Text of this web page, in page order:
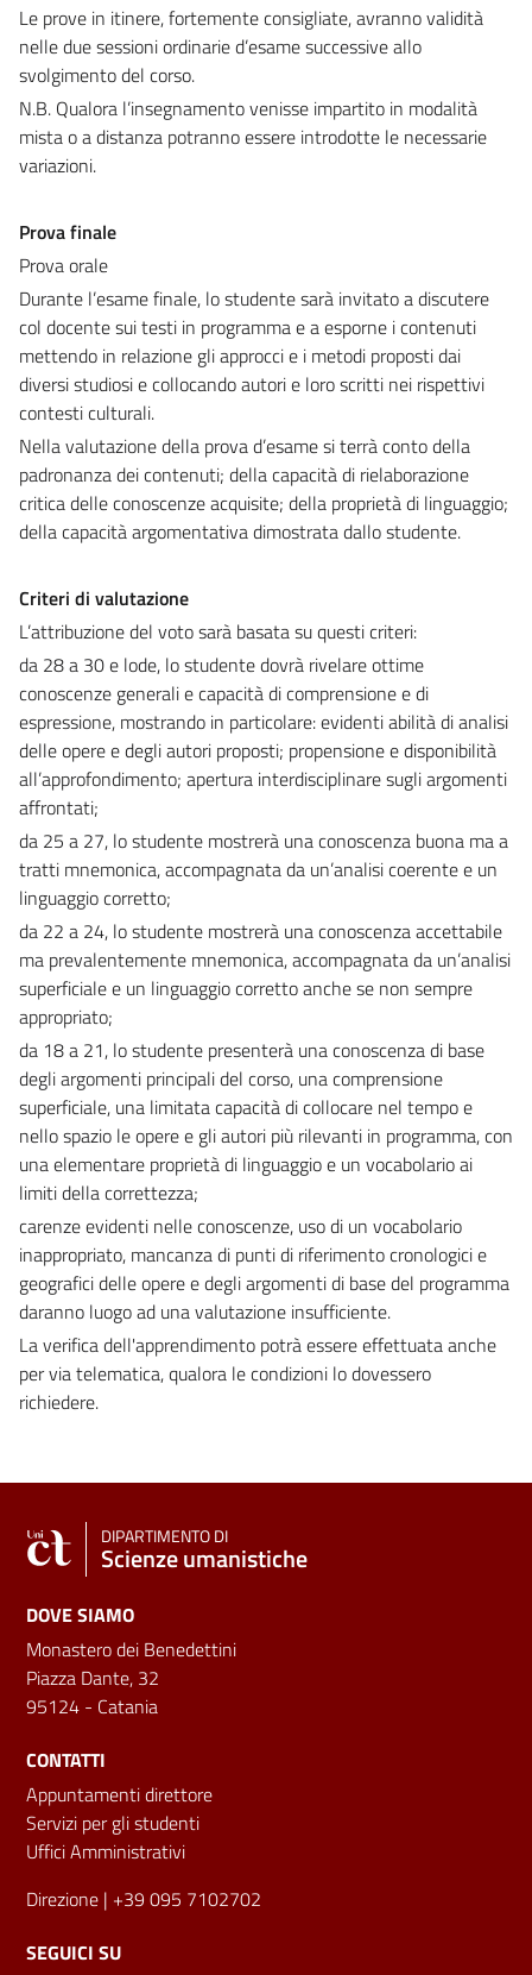
Le prove in itinere, fortemente consigliate, avranno validità
nelle due sessioni ordinarie d’esame successive allo
svolgimento del corso.
N.B. Qualora l’insegnamento venisse impartito in modalità
mista o a distanza potranno essere introdotte le necessarie
variazioni.
Prova finale
Prova orale
Durante l’esame finale, lo studente sarà invitato a discutere
col docente sui testi in programma e a esporne i contenuti
mettendo in relazione gli approcci e i metodi proposti dai
diversi studiosi e collocando autori e loro scritti nei rispettivi
contesti culturali.
Nella valutazione della prova d’esame si terrà conto della
padronanza dei contenuti; della capacità di rielaborazione
critica delle conoscenze acquisite; della proprietà di linguaggio;
della capacità argomentativa dimostrata dallo studente.
Criteri di valutazione
L’attribuzione del voto sarà basata su questi criteri:
da 28 a 30 e lode, lo studente dovrà rivelare ottime
conoscenze generali e capacità di comprensione e di
espressione, mostrando in particolare: evidenti abilità di analisi
delle opere e degli autori proposti; propensione e disponibilità
all’approfondimento; apertura interdisciplinare sugli argomenti
affrontati;
da 25 a 27, lo studente mostrerà una conoscenza buona ma a
tratti mnemonica, accompagnata da un’analisi coerente e un
linguaggio corretto;
da 22 a 24, lo studente mostrerà una conoscenza accettabile
ma prevalentemente mnemonica, accompagnata da un’analisi
superficiale e un linguaggio corretto anche se non sempre
appropriato;
da 18 a 21, lo studente presenterà una conoscenza di base
degli argomenti principali del corso, una comprensione
superficiale, una limitata capacità di collocare nel tempo e
nello spazio le opere e gli autori più rilevanti in programma, con
una elementare proprietà di linguaggio e un vocabolario ai
limiti della correttezza;
carenze evidenti nelle conoscenze, uso di un vocabolario
inappropriato, mancanza di punti di riferimento cronologici e
geografici delle opere e degli argomenti di base del programma
daranno luogo ad una valutazione insufficiente.
La verifica dell'apprendimento potrà essere effettuata anche
per via telematica, qualora le condizioni lo dovessero
richiedere.
DIPARTIMENTO DI
Scienze umanistiche
DOVE SIAMO
Monastero dei Benedettini
Piazza Dante, 32
95124 - Catania
CONTATTI
Appuntamenti direttore
Servizi per gli studenti
Uffici Amministrativi
Direzione | +39 095 7102702
SEGUICI SU